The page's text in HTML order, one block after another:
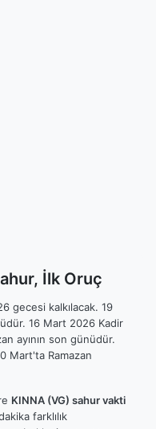
İlk Oruç
gecesi kalkılacak. 19
16 Mart 2026 Kadir
ayının son günüdür.
Mart'ta Ramazan
KINNA (VG) sahur vakti
farklılık